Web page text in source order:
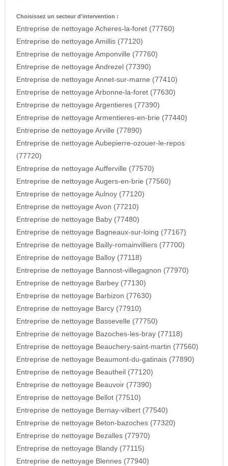
Choisissez un secteur d'intervention :
Entreprise de nettoyage Acheres-la-foret (77760)
Entreprise de nettoyage Amillis (77120)
Entreprise de nettoyage Amponville (77760)
Entreprise de nettoyage Andrezel (77390)
Entreprise de nettoyage Annet-sur-marne (77410)
Entreprise de nettoyage Arbonne-la-foret (77630)
Entreprise de nettoyage Argentieres (77390)
Entreprise de nettoyage Armentieres-en-brie (77440)
Entreprise de nettoyage Arville (77890)
Entreprise de nettoyage Aubepierre-ozouer-le-repos
(77720)
Entreprise de nettoyage Aufferville (77570)
Entreprise de nettoyage Augers-en-brie (77560)
Entreprise de nettoyage Aulnoy (77120)
Entreprise de nettoyage Avon (77210)
Entreprise de nettoyage Baby (77480)
Entreprise de nettoyage Bagneaux-sur-loing (77167)
Entreprise de nettoyage Bailly-romainvilliers (77700)
Entreprise de nettoyage Balloy (77118)
Entreprise de nettoyage Bannost-villegagnon (77970)
Entreprise de nettoyage Barbey (77130)
Entreprise de nettoyage Barbizon (77630)
Entreprise de nettoyage Barcy (77910)
Entreprise de nettoyage Bassevelle (77750)
Entreprise de nettoyage Bazoches-les-bray (77118)
Entreprise de nettoyage Beauchery-saint-martin (77560)
Entreprise de nettoyage Beaumont-du-gatinais (77890)
Entreprise de nettoyage Beautheil (77120)
Entreprise de nettoyage Beauvoir (77390)
Entreprise de nettoyage Bellot (77510)
Entreprise de nettoyage Bernay-vilbert (77540)
Entreprise de nettoyage Beton-bazoches (77320)
Entreprise de nettoyage Bezalles (77970)
Entreprise de nettoyage Blandy (77115)
Entreprise de nettoyage Blennes (77940)